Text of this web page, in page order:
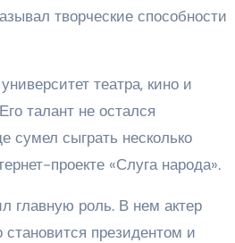
творческие способности
театра, кино и
талант не остался
сумел сыграть несколько
проекте «Слуга народа».
главную роль. В нем актер
президентом и